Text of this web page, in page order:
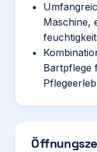
Maschine,
Bartpflege